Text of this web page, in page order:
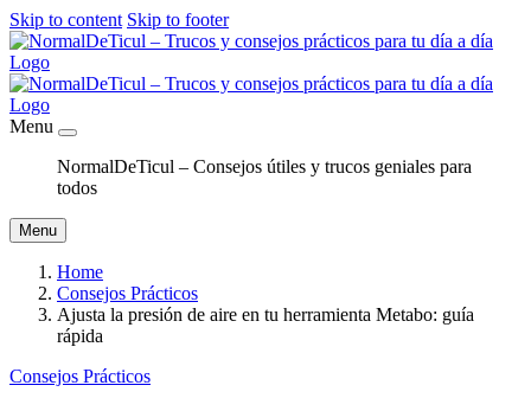
Skip to content Skip to footer
Menu
NormalDeTicul – Consejos útiles y trucos geniales para
todos
Menu
Home
Consejos Prácticos
Ajusta la presión de aire en tu herramienta Metabo: guía
rápida
Consejos Prácticos